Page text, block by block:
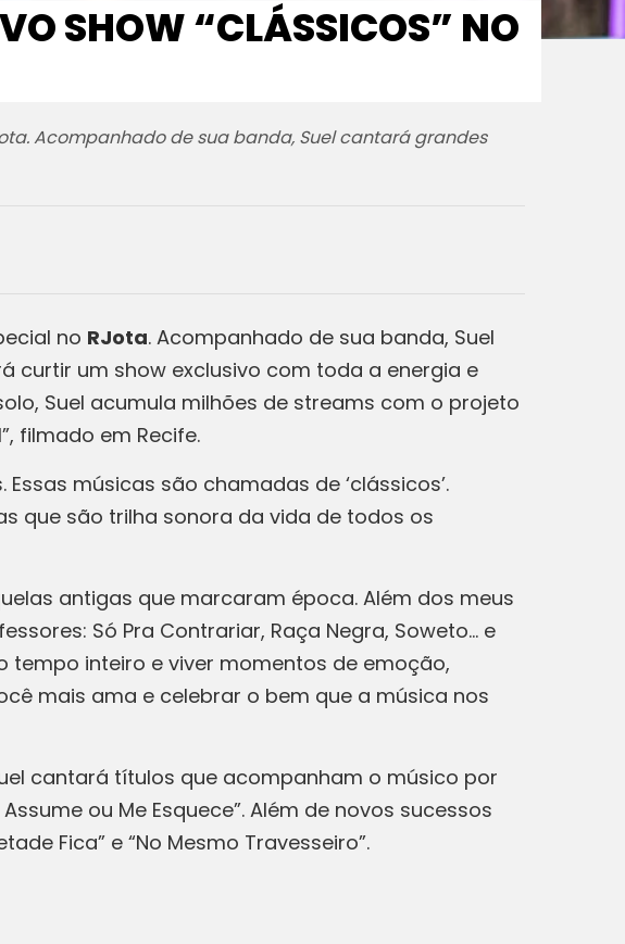
SHOW “CLÁSSICOS” NO
Acompanhado de sua banda, Suel cantará grandes
no RJota. Acompanhado de sua banda, Suel
curtir um show exclusivo com toda a energia e
Suel acumula milhões de streams com o projeto
filmado em Recife.
músicas são chamadas de ‘clássicos’.
que são trilha sonora da vida de todos os
antigas que marcaram época. Além dos meus
Só Pra Contrariar, Raça Negra, Soweto… e
inteiro e viver momentos de emoção,
mais ama e celebrar o bem que a música nos
cantará títulos que acompanham o músico por
ou Me Esquece”. Além de novos sucessos
Fica” e “No Mesmo Travesseiro”.